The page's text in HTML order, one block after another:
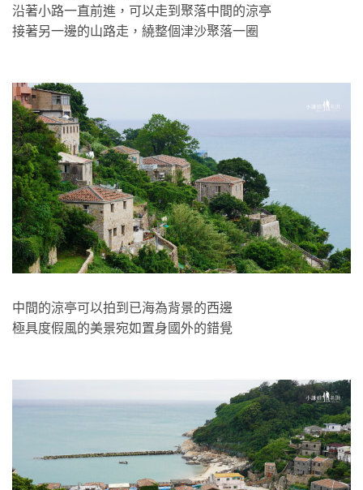
沿著小路一直前進，可以走到聚落中間的涼亭
接著另一邊的山路走，繞整個津沙聚落一圈
中間的涼亭可以拍到已海為背景的西邊
極具度假風的美景宛如置身國外的錯覺